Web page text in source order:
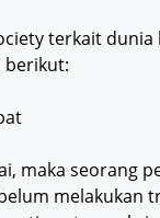
terkait
berikut:
maka seorang
melakukan